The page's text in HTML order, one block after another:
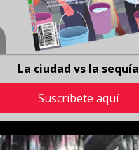
La ciudad vs la sequía
Suscríbete aquí